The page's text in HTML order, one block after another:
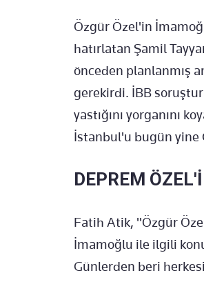
Özgür Özel'in
hatırlatan Şamil
önceden planlanmış
gerekirdi. İBB
yastığını yorganını
İstanbul'u bugün yine
DEPREM
Fatih Atik, "Özgür
İmamoğlu ile ilgili
Günlerden beri